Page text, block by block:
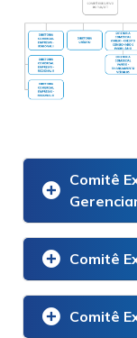
Comitê
Comitê
Comitê